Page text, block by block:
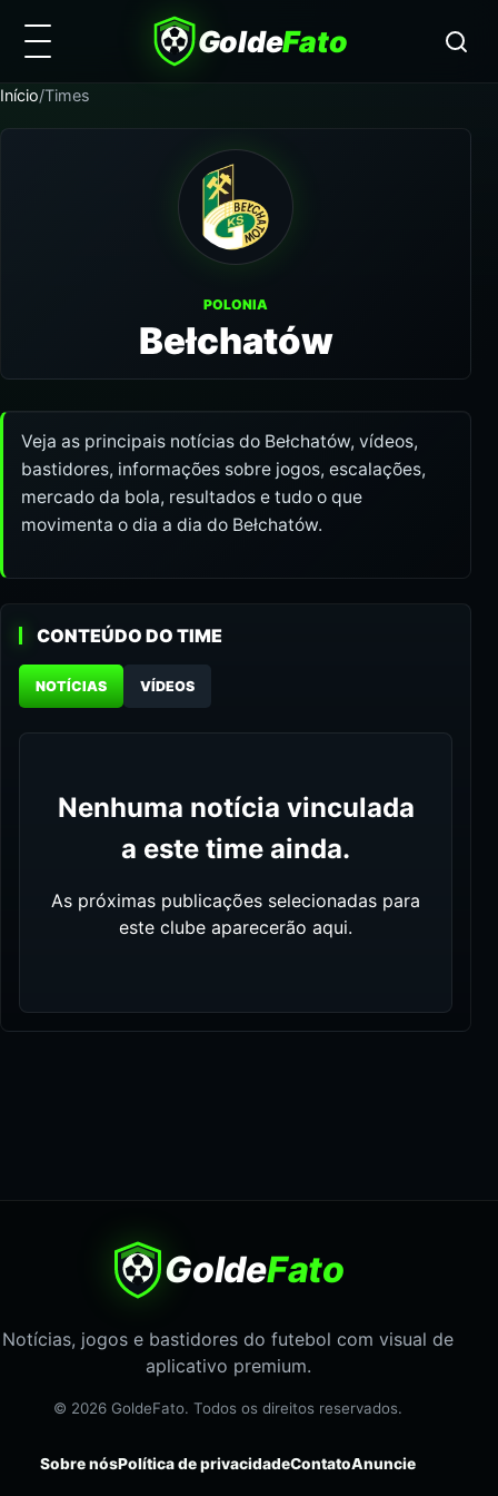
GoldeFato
Início/Times
POLONIA
Bełchatów
Veja as principais notícias do Bełchatów, vídeos,
bastidores, informações sobre jogos, escalações,
mercado da bola, resultados e tudo o que
movimenta o dia a dia do Bełchatów.
CONTEÚDO DO TIME
NOTÍCIAS VÍDEOS
Nenhuma notícia vinculada
a este time ainda.
As próximas publicações selecionadas para
este clube aparecerão aqui.
GoldeFato
Notícias, jogos e bastidores do futebol com visual de
aplicativo premium.
© 2026 GoldeFato. Todos os direitos reservados.
Sobre nósPolítica de privacidadeContatoAnuncie